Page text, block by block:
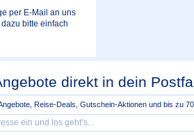
per E-Mail an uns
bitte einfach
direkt in dein
Reise-Deals, Gutschein-Aktionen und bis zu